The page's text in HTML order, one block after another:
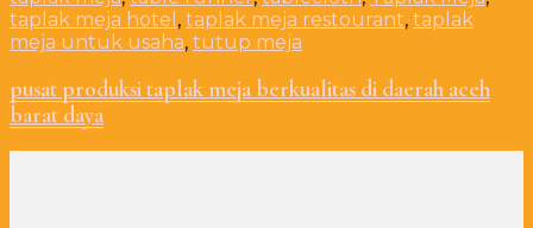
taplak meja hotel , taplak meja restourant, taplak
meja untuk usaha, tutup meja
pusat produksi taplak meja berkualitas di daerah aceh
barat daya